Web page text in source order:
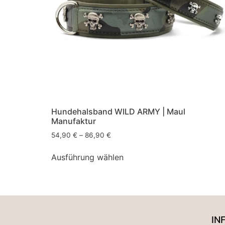
Hundehalsband WILD ARMY | Maul
Manufaktur
54,90 € – 86,90 €
Ausführung wählen